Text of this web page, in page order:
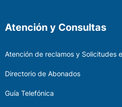
Atención y Consultas
Atención de reclamos y Solicitudes
Directorio de Abonados
Guía Telefónica